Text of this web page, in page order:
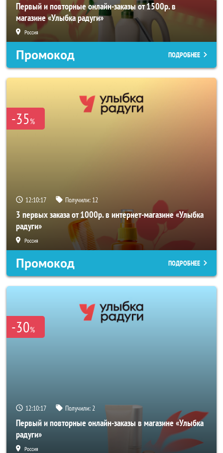
Первый и повторные онлайн-заказы от 1500р. в
магазине «Улыбка радуги»
Россия
Промокод ПОДРОБНЕЕ
-35%
12:10:16 Получили: 12
3 первых заказа от 1000р. в интернет-магазине «Улыбка
радуги»
Россия
Промокод ПОДРОБНЕЕ
-30%
12:10:16 Получили:2
Первый и повторные онлайн-заказы в магазине «Улыбка
радуги»
Россия